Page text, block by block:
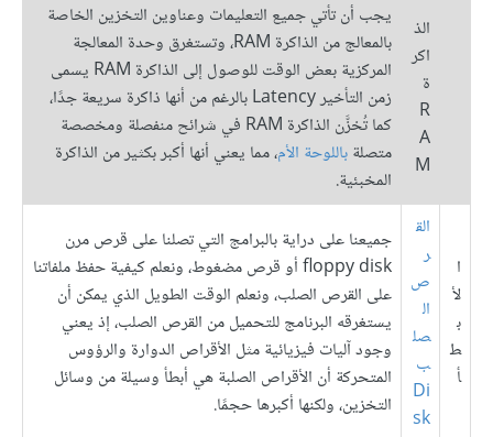
الذ
اكر
ة
R
A
M
يجب أن تأتي جميع التعليمات وعناوين التخزين الخاصة
بالمعالج من الذاكرة RAM، وتستغرق وحدة المعالجة
المركزية بعض الوقت للوصول إلى الذاكرة RAM يسمى
زمن التأخير Latency بالرغم من أنها ذاكرة سريعة جدًا،
كما تُخزَّن الذاكرة RAM في شرائح منفصلة ومخصصة
متصلةباللوحة الأم، مما يعني أنها أكبر بكثير من الذاكرة
المخبئية.
ا
لأ
ب
ط
أ
الق
ر
ص
ال
صل
ب
Di
sk
جميعنا على دراية بالبرامج التي تصلنا على قرص مرن
floppy disk أو قرص مضغوط، ونعلم كيفية حفظ ملفاتنا
على القرص الصلب، ونعلم الوقت الطويل الذي يمكن أن
يستغرقه البرنامج للتحميل من القرص الصلب، إذ يعني
وجود آليات فيزيائية مثل الأقراص الدوارة والرؤوس
المتحركة أن الأقراص الصلبة هي أبطأ وسيلة من وسائل
التخزين، ولكنها أكبرها حجمًا.